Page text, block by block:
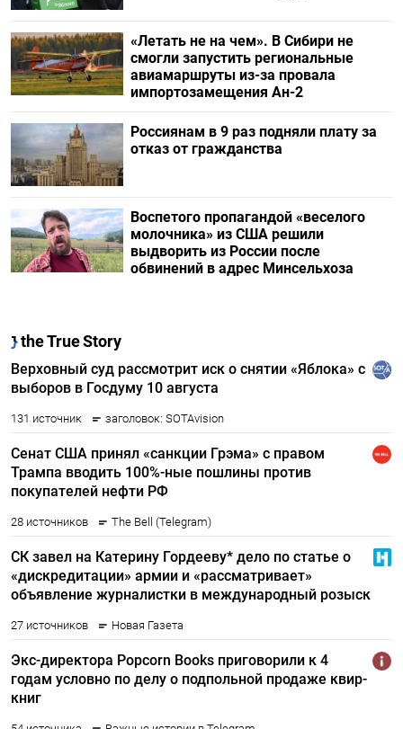
«Летать не на чем». В Сибири не
смогли запустить региональные
авиамаршруты из-за провала
импортозамещения Ан-2
Россиянам в 9 раз подняли плату за
отказ от гражданства
Воспетого пропагандой «веселого
молочника» из США решили
выдворить из России после
обвинений в адрес Минсельхоза